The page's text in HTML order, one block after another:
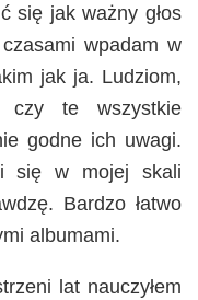
się jak ważny głos
wpadam w
jak ja. Ludziom,
czy te wszystkie
godne ich uwagi.
się w mojej skali
Bardzo łatwo
albumami.
lat nauczyłem